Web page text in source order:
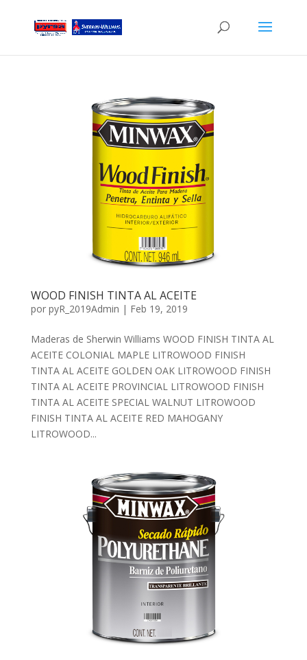
WOOD FINISH TINTA AL ACEITE
por pyR_2019Admin | Feb 19, 2019
Maderas de Sherwin Williams WOOD FINISH TINTA AL
ACEITE COLONIAL MAPLE LITROWOOD FINISH
TINTA AL ACEITE GOLDEN OAK LITROWOOD FINISH
TINTA AL ACEITE PROVINCIAL LITROWOOD FINISH
TINTA AL ACEITE SPECIAL WALNUT LITROWOOD
FINISH TINTA AL ACEITE RED MAHOGANY
LITROWOOD...